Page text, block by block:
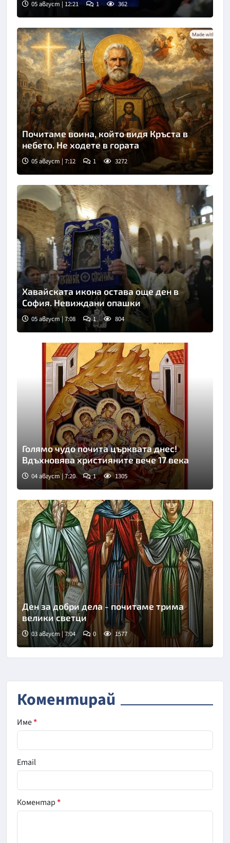
Снимка: БГНЕС
05 август | 12:21 1 362
Почитаме воина, който видя Кръста в
небето. Не ходете в гората
05 август | 7:12 1 3272
Хавайската икона остава още ден в
София. Невиждани опашки
05 август | 7:08 1 804
Голямо чудо почита църквата днес!
Вдъхновява християните вече 17 века
04 август | 7:20 1 1305
Ден за добри дела - почитаме трима
велики светци
03 август | 7:04 0 1577
Коментирай
Име*
Email
Коментар*